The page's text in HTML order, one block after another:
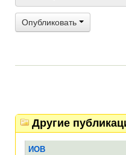
Опубликовать
Другие
ИОВ